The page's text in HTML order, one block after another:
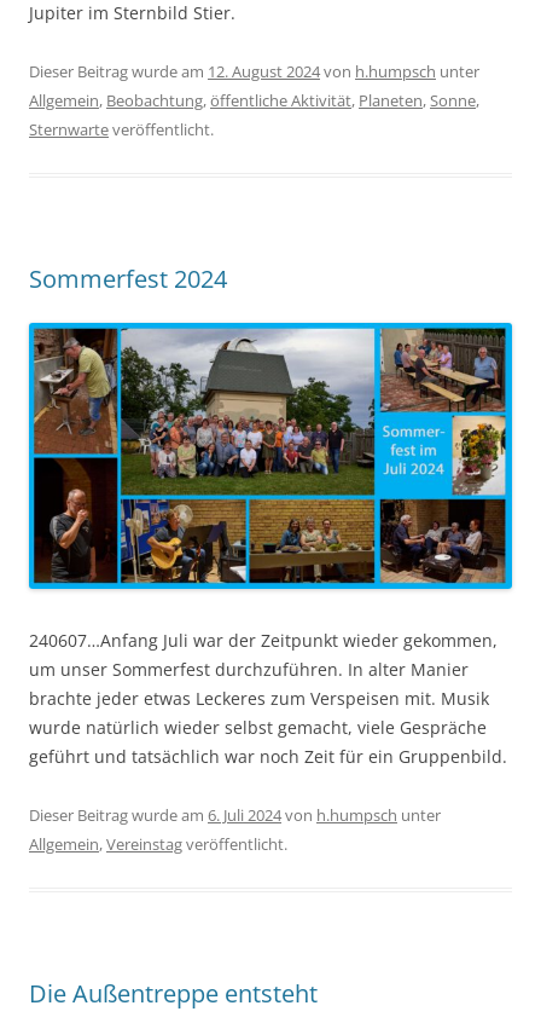
Jupiter im Sternbild Stier.
Dieser Beitrag wurde am 12. August 2024von h.humpsch unter
Allgemein, Beobachtung,öffentliche Aktivität, Planeten,Sonne,
Sternwarteveröffentlicht.
Sommerfest 2024
240607…Anfang Juli war der Zeitpunkt wieder gekommen,
um unser Sommerfest durchzuführen. In alter Manier
brachte jeder etwas Leckeres zum Verspeisen mit. Musik
wurde natürlich wieder selbst gemacht, viele Gespräche
geführt und tatsächlich war noch Zeit für ein Gruppenbild.
Dieser Beitrag wurde am 6. Juli 2024von h.humpsch unter
Allgemein,Vereinstagveröffentlicht.
Die Außentreppe entsteht